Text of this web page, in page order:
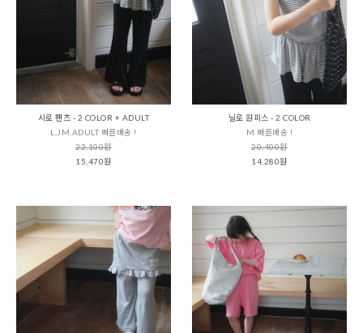
시로 팬츠 - 2 COLOR + ADULT
L,JM,ADULT 빠른배송 !
22,100원
15,470원
닐로 원피스 - 2 COLOR
M 빠른배송 !
20,400원
14,280원